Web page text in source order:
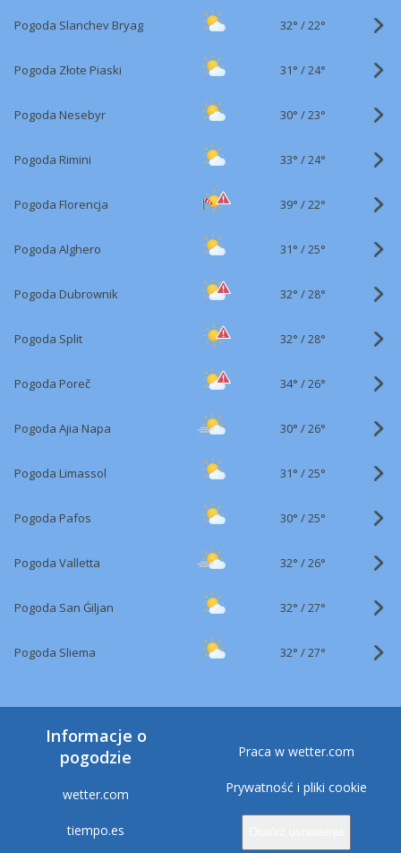
Pogoda Slanchev Bryag 32° /22°
Pogoda Złote Piaski 31° /24°
Pogoda Nesebyr 30° /23°
Pogoda Rimini 33° /24°
Pogoda Florencja 39° /22°
Pogoda Alghero 31° /25°
Pogoda Dubrownik 32° /28°
Pogoda Split 32° /28°
Pogoda Poreč 34° /26°
Pogoda Ajia Napa 30° /26°
Pogoda Limassol 31° /25°
Pogoda Pafos 30° /25°
Pogoda Valletta 32° /26°
Pogoda San Ġiljan 32° /27°
Pogoda Sliema 32° /27°
Informacje o
pogodzie
wetter.com
tiempo.es
Praca w wetter.com
Prywatność i pliki cookie